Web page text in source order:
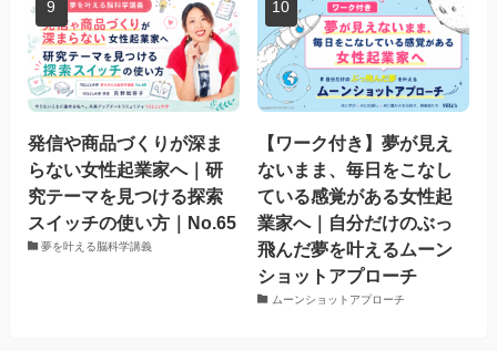
発信や商品づくりが深ま
らない女性起業家へ｜研
究テーマを見つける探索
スイッチの使い方｜No.65
夢を叶える脳科学講義
【ワーク付き】夢が見え
ないまま、毎日をこなし
ている感覚がある女性起
業家へ｜自分だけのぶっ
飛んだ夢を叶えるムーン
ショットアプローチ
ムーンショットアプローチ